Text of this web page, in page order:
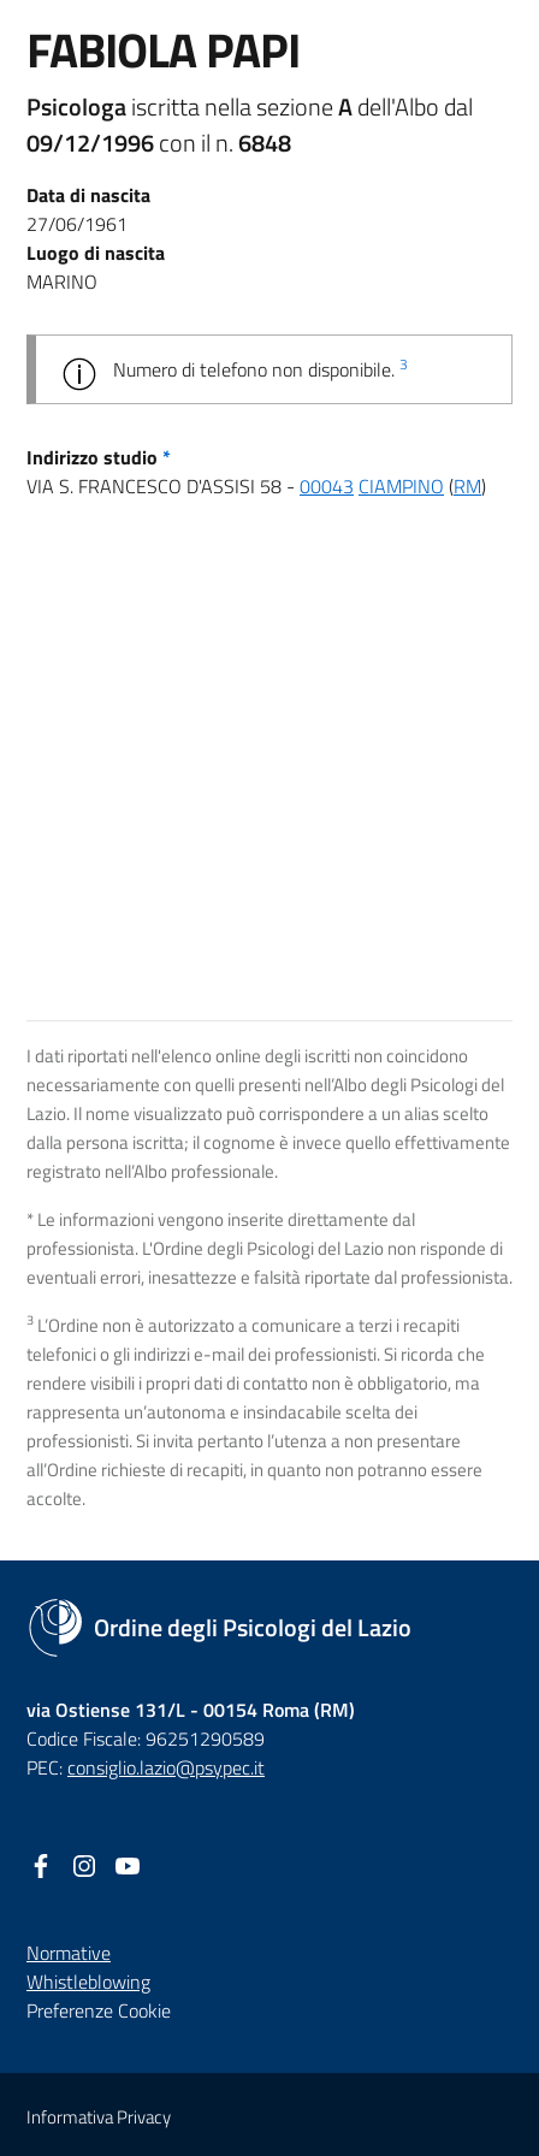
FABIOLA PAPI
Psicologaiscritta nella sezioneAdell'Albo dal
09/12/1996con il n.6848
Data di nascita
27/06/1961
Luogo di nascita
MARINO
Numero di telefono non disponibile. 3
Indirizzo studio *
VIA S. FRANCESCO D'ASSISI 58 - 00043 CIAMPINO (RM)
I dati riportati nell'elenco online degli iscritti non coincidono
necessariamente con quelli presenti nell’Albo degli Psicologi del
Lazio. Il nome visualizzato può corrispondere a un alias scelto
dalla persona iscritta; il cognome è invece quello effettivamente
registrato nell’Albo professionale.
* Le informazioni vengono inserite direttamente dal
professionista. L'Ordine degli Psicologi del Lazio non risponde di
eventuali errori, inesattezze e falsità riportate dal professionista.
3 L’Ordine non è autorizzato a comunicare a terzi i recapiti
telefonici o gli indirizzi e-mail dei professionisti. Si ricorda che
rendere visibili i propri dati di contatto non è obbligatorio, ma
rappresenta un’autonoma e insindacabile scelta dei
professionisti. Si invita pertanto l’utenza a non presentare
all’Ordine richieste di recapiti, in quanto non potranno essere
accolte.
Ordine degli Psicologi del Lazio
via Ostiense 131/L - 00154 Roma (RM)
Codice Fiscale: 96251290589
PEC:consiglio.lazio@psypec.it
Facebook
(nuova scheda - new tab)
Instagram
(nuova scheda - new tab)
Normative
Whistleblowing(nuova scheda - new tab)
Preferenze Cookie
Sezione Link Utili
Informativa Privacy